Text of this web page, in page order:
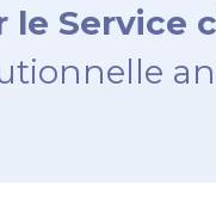
le Service